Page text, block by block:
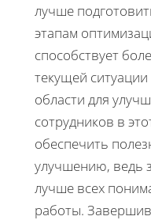
лучше
этапам
способствует
текущей
области для
сотрудников в
обеспечить
улучшению, ведь
лучше всех
работы.